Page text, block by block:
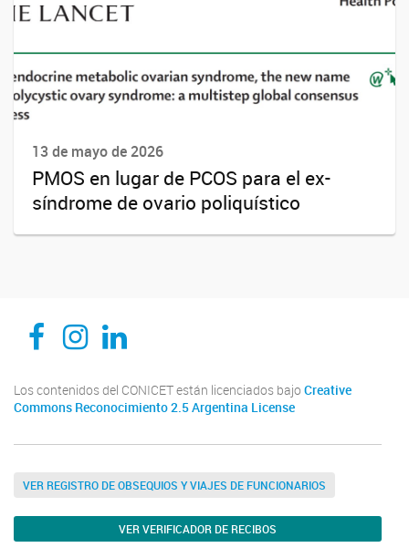
13 de mayo de 2026
PMOS en lugar de PCOS para el ex-
síndrome de ovario poliquístico
CEDIE, Centro de Investigaciones Endocrinológicas Dr. César Bergadá
CEDIE, Centro de Investigaciones Endocrinológicas Dr. César Bergadá
CEDIE, Centro de Investigaciones Endocrinológicas Dr. César Bergadá
Los contenidos del CONICET están licenciados bajo Creative
Commons Reconocimiento 2.5 Argentina License
VER REGISTRO DE OBSEQUIOS Y VIAJES DE FUNCIONARIOS
VER VERIFICADOR DE RECIBOS